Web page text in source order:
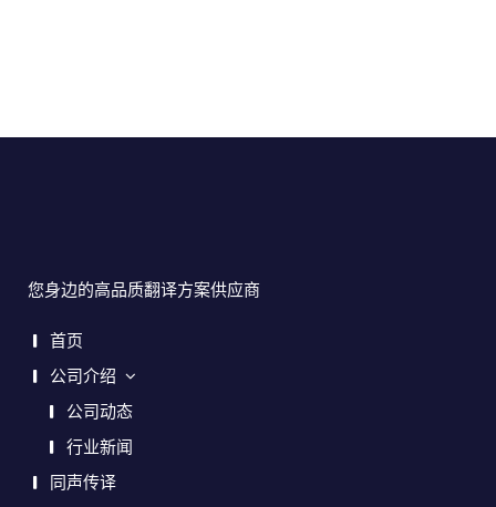
您身边的高品质翻译方案供应商
首页
公司介绍
公司动态
行业新闻
同声传译